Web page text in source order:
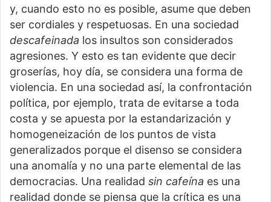
y, cuando esto no es posible, asume que deben
ser cordiales y respetuosas. En una sociedad
descafeinada los insultos son considerados
agresiones. Y esto es tan evidente que decir
groserías, hoy día, se considera una forma de
violencia. En una sociedad así, la confrontación
política, por ejemplo, trata de evitarse a toda
costa y se apuesta por la estandarización y
homogeneización de los puntos de vista
generalizados porque el disenso se considera
una anomalía y no una parte elemental de las
democracias. Una realidad sin cafeína es una
realidad donde se piensa que la crítica es una